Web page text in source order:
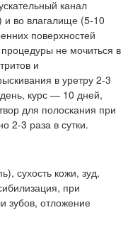
канал
во влагалище (5-10
поверхностей
не мочиться в
и
в уретру 2-3
курс — 10 дней,
для полоскания при
2-3 раза в сутки.
сухость кожи, зуд,
при
зубов, отложение